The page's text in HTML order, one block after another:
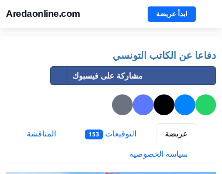
Aredaonline.com ابدأ عريضة
دفاعا عن الكاتب التونسي
مشاركة على فيسبوك
عريضة التوقيعات 153
المناقشة
سياسة الخصوصية